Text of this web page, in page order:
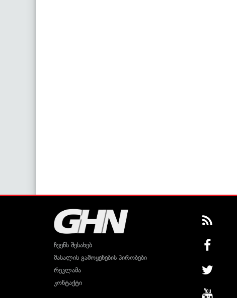
ჩვენს შესახებ
მასალის გამოყენების პირობები
რეკლამა
კონტაქტი